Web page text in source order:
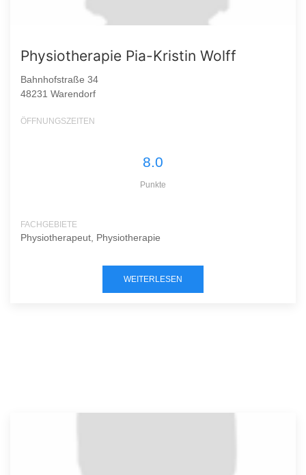
Physiotherapie Pia-Kristin Wolff
Bahnhofstraße 34
48231 Warendorf
ÖFFNUNGSZEITEN
8.0
Punkte
FACHGEBIETE
Physiotherapeut, Physiotherapie
WEITERLESEN